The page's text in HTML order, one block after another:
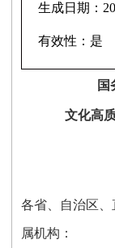
生成日期：
有效性： 是
国
文化高
各省、自治区
属机构：